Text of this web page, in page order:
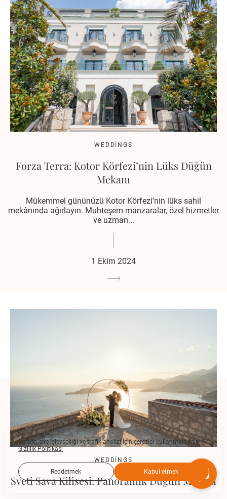
WEDDINGS
Forza Terra: Kotor Körfezi’nin Lüks Düğün
Mekanı
Mükemmel gününüzü Kotor Körfezi’nin lüks sahil
mekânında ağırlayın. Muhteşem manzaralar, özel hizmetler
ve uzman...
1 Ekim 2024
WEDDINGS
Sveti Sava Kilisesi: Panoramik Düğün Mekanı
Bu site, site işlevselliği ve trafik analizi için çerezler kullanmaktadır.
Gizlilik Politikası
Reddetmek Kabul etmek